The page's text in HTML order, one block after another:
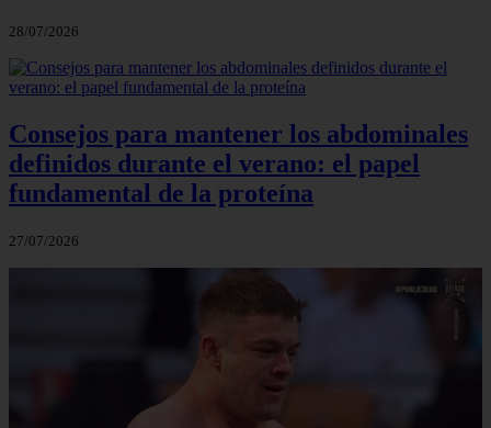
28/07/2026
Consejos para mantener los abdominales
definidos durante el verano: el papel
fundamental de la proteína
27/07/2026